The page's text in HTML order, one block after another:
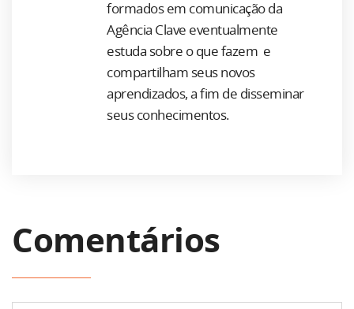
formados em comunicação da
Agência Clave eventualmente
estuda sobre o que fazem e
compartilham seus novos
aprendizados, a fim de disseminar
seus conhecimentos.
Comentários